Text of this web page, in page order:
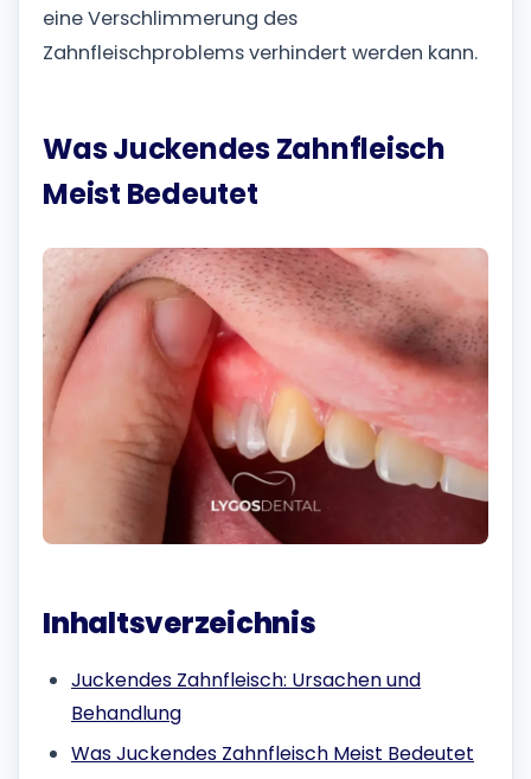
eine Verschlimmerung des
Zahnfleischproblems verhindert werden kann.
Was Juckendes Zahnfleisch
Meist Bedeutet
Inhaltsverzeichnis
Juckendes Zahnfleisch: Ursachen und
Behandlung
Was Juckendes Zahnfleisch Meist Bedeutet